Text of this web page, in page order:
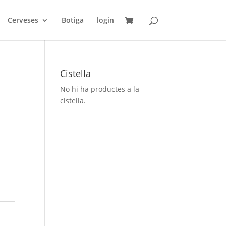
Cerveses Botiga login
Cistella
No hi ha productes a la
cistella.